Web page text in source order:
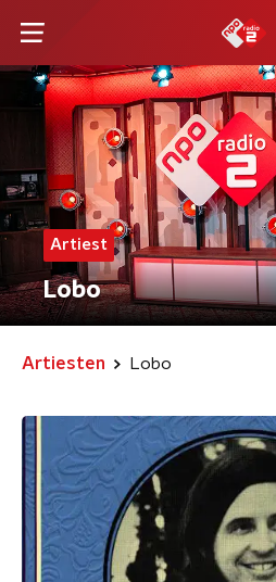
Artiest
Lobo
Artiesten Lobo